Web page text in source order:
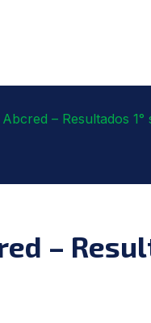
– Resultados 1°
–